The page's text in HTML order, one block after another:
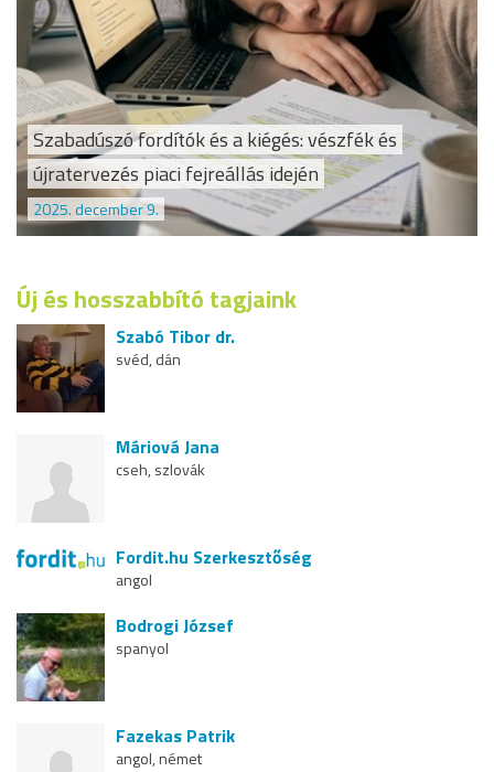
Szabadúszó fordítók és a kiégés: vészfék és
újratervezés piaci fejreállás idején
2025. december 9.
Új és hosszabbító tagjaink
Szabó Tibor dr.
svéd, dán
Máriová Jana
cseh, szlovák
Fordit.hu Szerkesztőség
angol
Bodrogi József
spanyol
Fazekas Patrik
angol, német